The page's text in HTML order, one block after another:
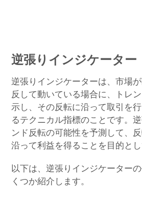
逆張りインジケーター
逆張りインジケーターは、市場
反して動いている場合に、トレ
示し、その反転に沿って取引を
るテクニカル指標のことです。
ンド反転の可能性を予測して、
沿って利益を得ることを目的とし
以下は、逆張りインジケーター
くつか紹介します。